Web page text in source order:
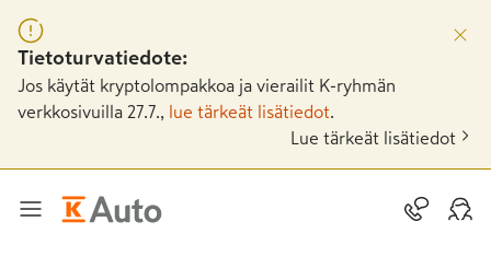
Tietoturvatiedote:
Jos käytät kryptolompakkoa ja vierailit K-ryhmän
verkkosivuilla 27.7.,
lue tärkeät lisätiedot
Lue tärkeät lisätiedot